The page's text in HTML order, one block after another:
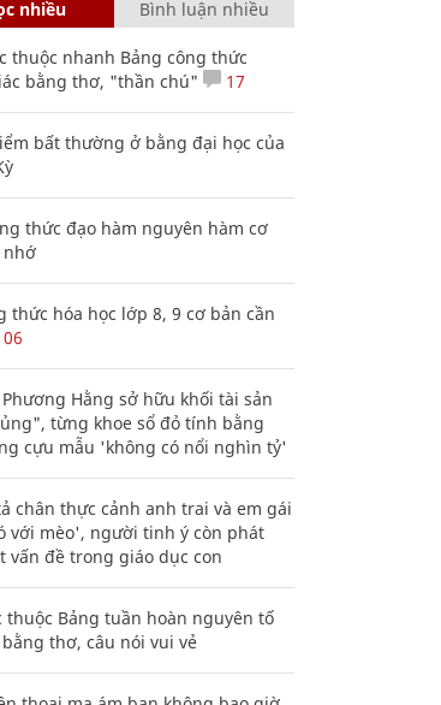
nhiều Bình luận nhiều
thuộc nhanh Bảng công thức
bằng thơ, "thần chú"
17
bất thường ở bằng đại học của
thức đạo hàm nguyên hàm cơ
nhớ
thức hóa học lớp 8, 9 cơ bản cần
Hằng sở hữu khối tài sản
từng khoe sổ đỏ tính bằng
cựu mẫu 'không có nổi nghìn tỷ'
chân thực cảnh anh trai và em gái
với mèo', người tinh ý còn phát
vấn đề trong giáo dục con
thuộc Bảng tuần hoàn nguyên tố
thơ, câu nói vui vẻ